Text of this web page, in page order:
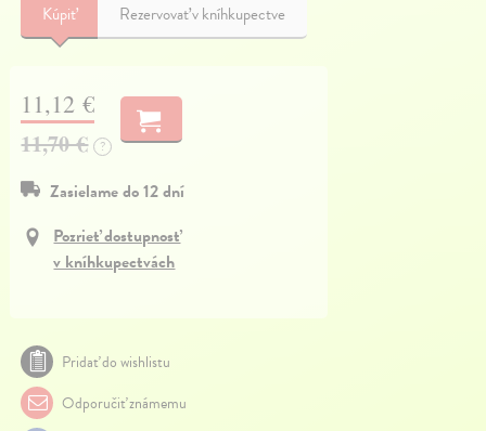
Kúpiť Rezervovať v kníhkupectve
11,12 €
11,70 € ?
Zasielame do 12 dní
Pozrieť dostupnosť
v kníhkupectvách
Pridať do wishlistu
Odporučiť známemu